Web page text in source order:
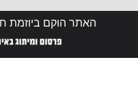
האתר הוקם